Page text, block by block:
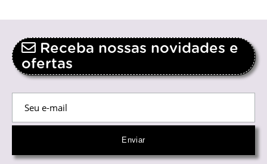
Receba nossas novidades e
ofertas